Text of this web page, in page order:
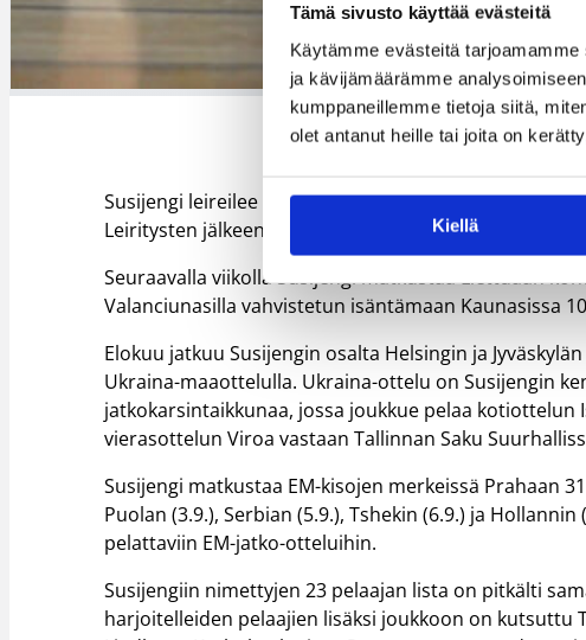
Tämä sivusto käyttää evästeitä
Käytämme evästeitä
ja kävijämäärämme
kumppaneillemme tietoja siitä,
olet antanut heille tai joita on
Kiellä
Lassi Tuovi valmennusjohtoineen on
Susijengi leireilee 25.–28.7. Helsingin URHEA-hallilla
Leiritysten jälkeen maaottelukesä jatkuu Tampereella
Seuraavalla viikolla Susijengi matkustaa Liettuaan
Valanciunasilla vahvistetun isäntämaan Kaunasissa
Elokuu jatkuu Susijengin osalta Helsingin ja
Ukraina-maaottelulla. Ukraina-ottelu on Susijengin
jatkokarsintaikkunaa, jossa joukkue pelaa kotiottelun
vierasottelun Viroa vastaan Tallinnan Saku
Susijengi matkustaa EM-kisojen merkeissä Prahaan
Puolan (3.9.), Serbian (5.9.), Tshekin (6.9.) ja
pelattaviin EM-jatko-otteluihin.
Susijengiin nimettyjen 23 pelaajan lista on pitkälti
harjoitelleiden pelaajien lisäksi joukkoon on kutsuttu